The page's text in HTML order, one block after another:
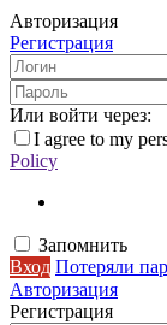
Авторизация
Регистрация
Или войти через:
I agree to my
Policy
Запомнить
Вход Потеряли
Авторизация
Регистрация